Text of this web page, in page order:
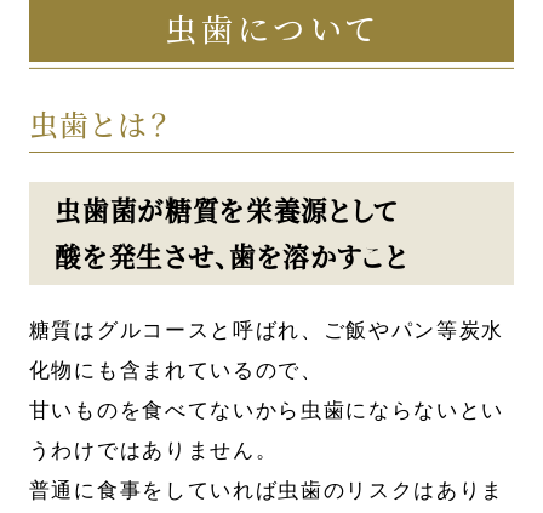
虫歯について
虫歯とは？
虫歯菌が糖質を栄養源として
酸を発生させ、歯を溶かすこと
糖質はグルコースと呼ばれ、ご飯やパン等炭水
化物にも含まれているので、
甘いものを食べてないから虫歯にならないとい
うわけではありません。
普通に食事をしていれば虫歯のリスクはありま